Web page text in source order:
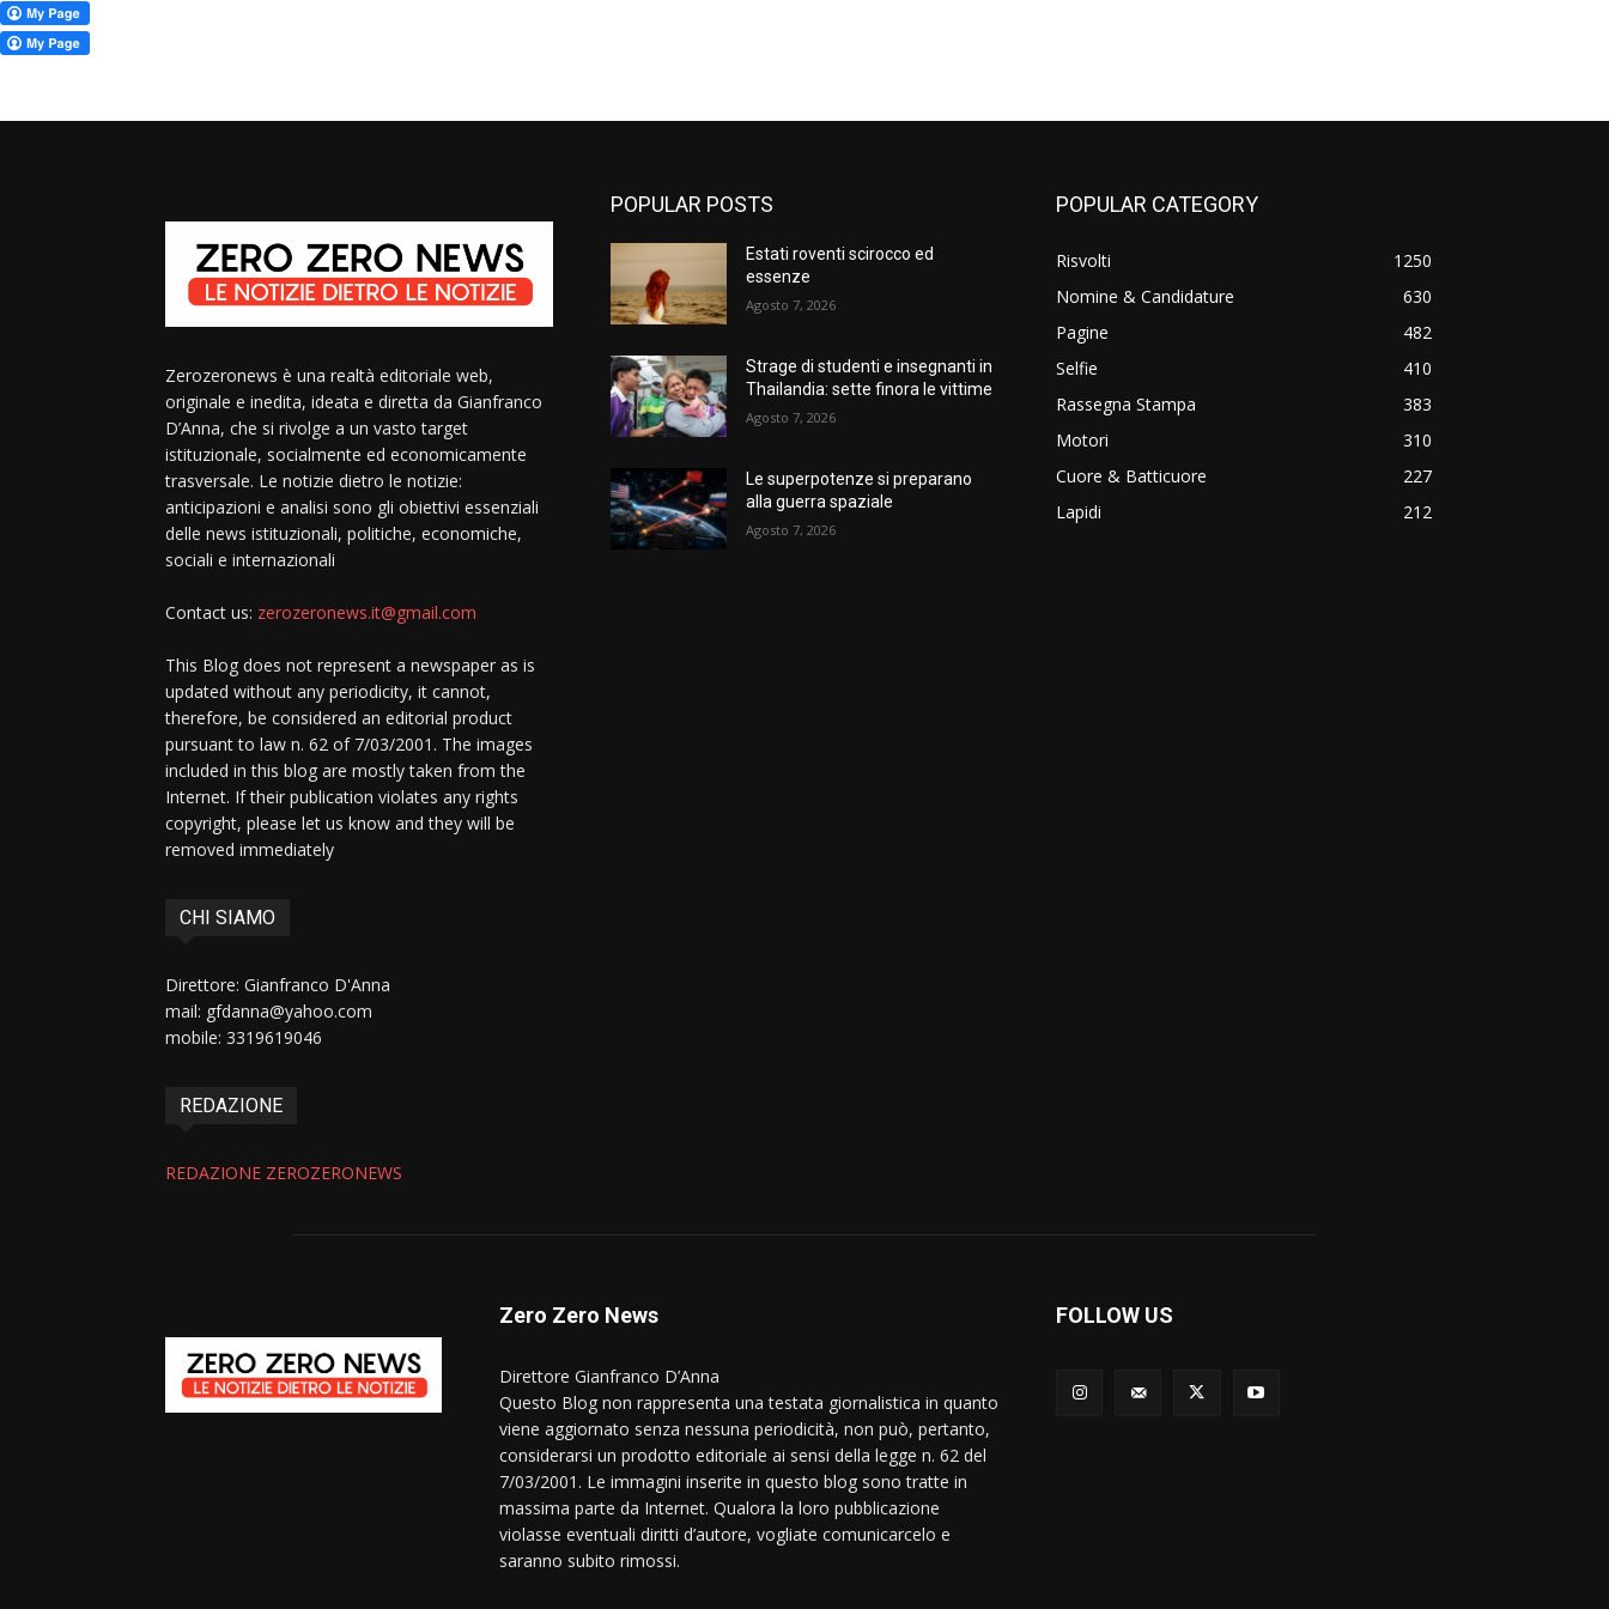
Zerozeronews è una realtà editoriale web,
originale e inedita, ideata e diretta da Gianfranco
D’Anna, che si rivolge a un vasto target
istituzionale, socialmente ed economicamente
trasversale. Le notizie dietro le notizie:
anticipazioni e analisi sono gli obiettivi essenziali
delle news istituzionali, politiche, economiche,
sociali e internazionali
Contact us: zerozeronews.it@gmail.com
This Blog does not represent a newspaper as is
updated without any periodicity, it cannot,
therefore, be considered an editorial product
pursuant to law n. 62 of 7/03/2001. The images
included in this blog are mostly taken from the
Internet. If their publication violates any rights
copyright, please let us know and they will be
removed immediately
CHI SIAMO
Direttore: Gianfranco D'Anna
mail: gfdanna@yahoo.com
mobile: 3319619046
REDAZIONE
REDAZIONE ZEROZERONEWS
POPULAR POSTS
Estati roventi scirocco ed
essenze
Agosto 7, 2026
Strage di studenti e insegnanti in
Thailandia: sette finora le vittime
Agosto 7, 2026
Le superpotenze si preparano
alla guerra spaziale
Agosto 7, 2026
POPULAR CATEGORY
Risvolti
1250
Nomine & Candidature
630
Pagine
482
Selfie
410
Rassegna Stampa
383
Motori
310
Cuore & Batticuore
227
Lapidi
212
Zero Zero News
Direttore Gianfranco D’Anna
Questo Blog non rappresenta una testata giornalistica in quanto
viene aggiornato senza nessuna periodicità, non può, pertanto,
considerarsi un prodotto editoriale ai sensi della legge n. 62 del
7/03/2001. Le immagini inserite in questo blog sono tratte in
massima parte da Internet. Qualora la loro pubblicazione
violasse eventuali diritti d’autore, vogliate comunicarcelo e
saranno subito rimossi.
FOLLOW US